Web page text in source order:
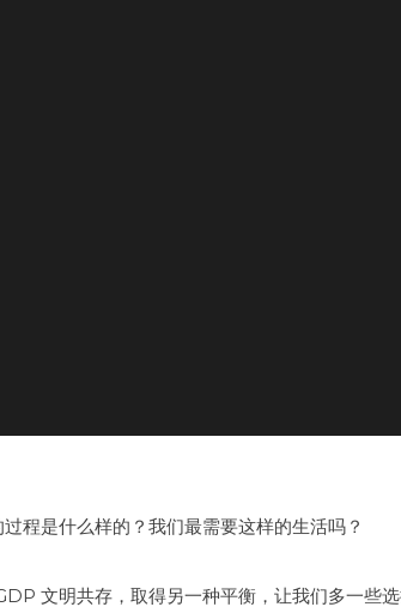
程是什么样的？我们最需要这样的生活吗？
文明共存，取得另一种平衡，让我们多一些